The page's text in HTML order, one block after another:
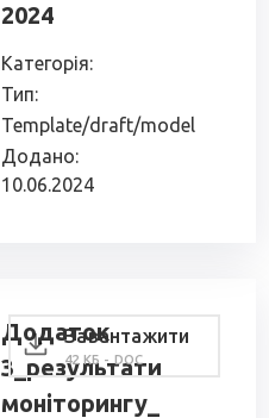
2024
Категорія:
Тип:
Template/draft/model
Додано:
10.06.2024
Додаток
3_результати
моніторингу_
Завантажити
42 КБ - DOC